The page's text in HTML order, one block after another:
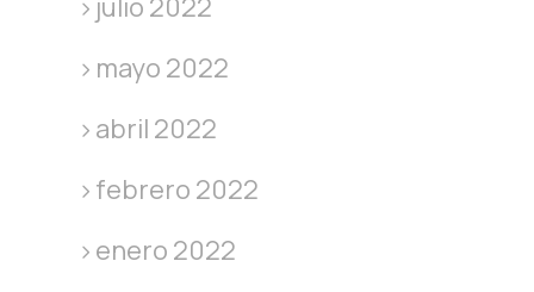
julio 2022
mayo 2022
abril 2022
febrero 2022
enero 2022